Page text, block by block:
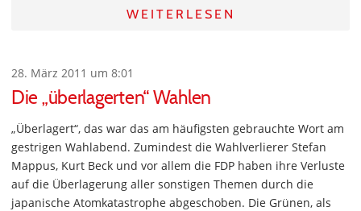
WEITERLESEN
28. März 2011 um 8:01
Die „überlagerten“ Wahlen
„Überlagert“, das war das am häufigsten gebrauchte Wort am
gestrigen Wahlabend. Zumindest die Wahlverlierer Stefan
Mappus, Kurt Beck und vor allem die FDP haben ihre Verluste
auf die Überlagerung aller sonstigen Themen durch die
japanische Atomkatastrophe abgeschoben. Die Grünen, als